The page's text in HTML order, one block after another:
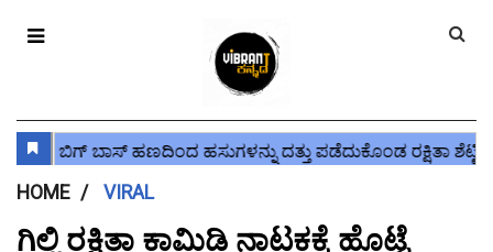
HOME VIRAL
ಗಿಲ್ಲಿ ರಕ್ಷಿತಾ ಕಾಮಿಡಿ ನಾಟಕಕ್ಕೆ ಹೊಟ್ಟೆ